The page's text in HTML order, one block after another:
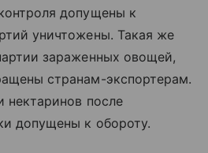
допущены к
уничтожены. Такая же
зараженных овощей,
странам-экспортерам.
нектаринов после
допущены к обороту.